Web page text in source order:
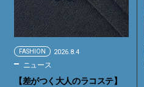
FASHION 2026.8.4
ニュース
【差がつく大人のラコステ】